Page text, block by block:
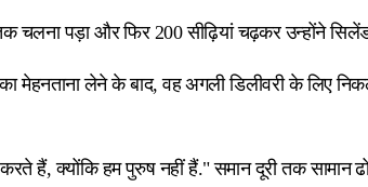
चलना पड़ा और फिर 200 सीढ़ियां चढ़कर उन्होंने
मेहनताना लेने के बाद, वह अगली डिलीवरी के लिए
हैं, क्योंकि हम पुरुष नहीं हैं." समान दूरी तक सामान